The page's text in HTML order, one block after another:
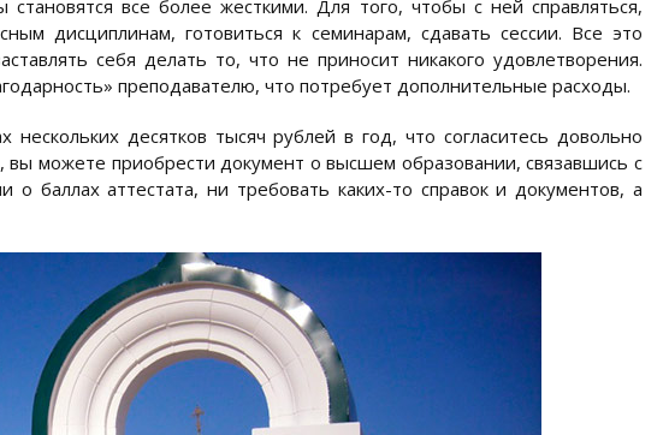
все более жесткими. Для того, чтобы с ней справляться,
дисциплинам, готовиться к семинарам, сдавать сессии. Все это
себя делать то, что не приносит никакого удовлетворения.
преподавателю, что потребует дополнительные расходы.
десятков тысяч рублей в год, что согласитесь довольно
можете приобрести документ о высшем образовании, связавшись с
баллах аттестата, ни требовать каких-то справок и документов, а